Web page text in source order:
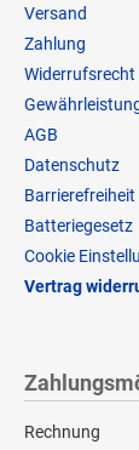
Versand
Zahlung
Widerrufsrecht
AGB
Datenschutz
Barrierefreiheit
Batteriegesetz
Cookie
Vertrag
Rechnung